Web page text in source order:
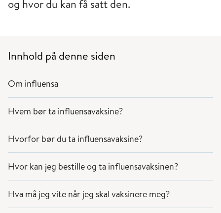
og hvor du kan få satt den.
Innhold på denne siden
Om influensa
Hvem bør ta influensavaksine?
Hvorfor bør du ta influensavaksine?
Hvor kan jeg bestille og ta influensavaksinen?
Hva må jeg vite når jeg skal vaksinere meg?